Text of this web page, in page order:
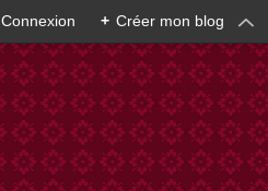
Connexion + Créer mon blog